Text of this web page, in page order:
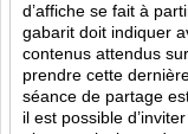
d’affiche se fait à
gabarit doit indiquer
contenus attendus
prendre cette
séance de partage
il est possible